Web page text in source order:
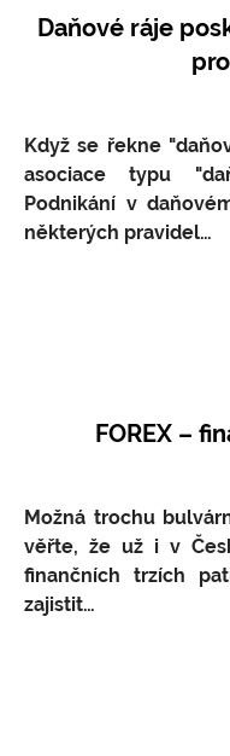
Daňové ráje
Když se řekne
asociace typu
Podnikání v
některých pravidel…
FOREX –
Možná trochu
věřte, že už i v
finančních trzích
zajistit…